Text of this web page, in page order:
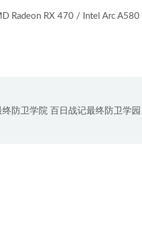
Radeon RX 470 / Intel Arc A580
防卫学院 百日战记最终防卫学园